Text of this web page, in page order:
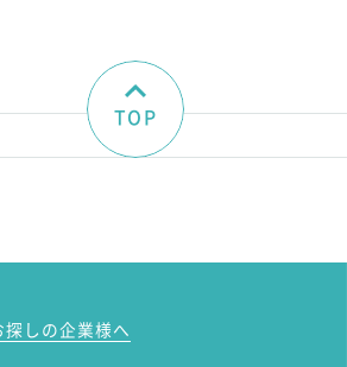
TOP
探しの企業様へ